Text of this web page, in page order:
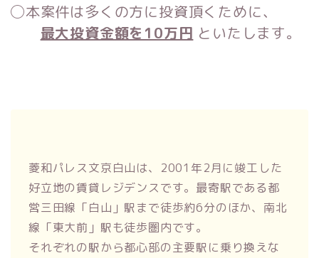
◯本案件は多くの方に投資頂くために、
最大投資金額を10万円 といたします。
菱和パレス文京白山は、2001年2月に竣工した
好立地の賃貸レジデンスです。最寄駅である都
営三田線「白山」駅まで徒歩約6分のほか、南北
線「東大前」駅も徒歩圏内です。
それぞれの駅から都心部の主要駅に乗り換えな